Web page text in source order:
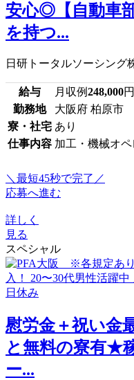
安心◎【自動車
を持つ...
日研トータルソーシング
給与 月収例248,000円
勤務地
大阪府 柏原市
寮・社宅 あり
仕事内容 加工・機械オ
＼最短45秒で完了／
応募へ進む
詳しく
見る
スペシャル
慰労金＋祝い金
と無料の寮有★
ー...